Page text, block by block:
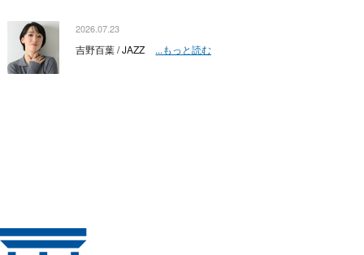
2026.07.23
吉野百葉 / JAZZ ...もっと読む